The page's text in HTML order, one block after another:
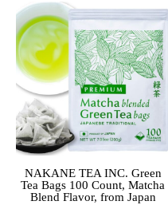
NAKANE TEA INC. Green
Tea Bags 100 Count, Matcha
Blend Flavor, from Japan